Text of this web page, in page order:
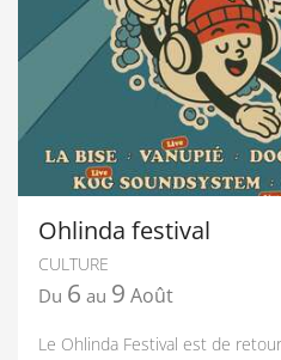
Ohlinda festival
CULTURE
Du 6 au 9 Août
Le Ohlinda Festival est de